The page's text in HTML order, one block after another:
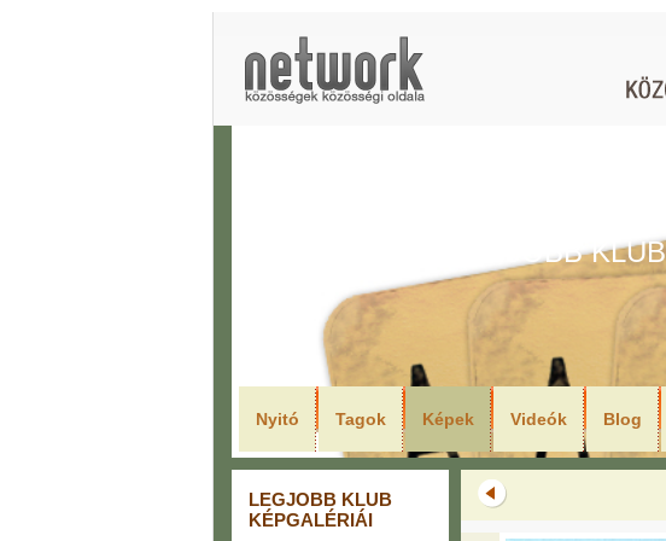
LEGJOBB KLUB
Nyitó Tagok Képek Videók Blog
LEGJOBB KLUB
KÉPGALÉRIÁI